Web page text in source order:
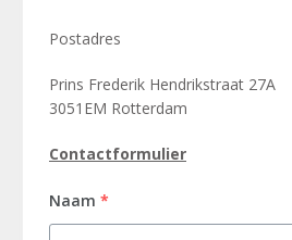
Postadres
Prins Frederik Hendrikstraat 27A
3051EM Rotterdam
Contactformulier
Naam *